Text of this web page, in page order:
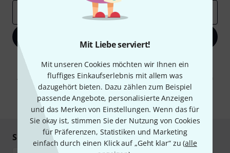
Mit Liebe serviert!
Mit unseren Cookies möchten wir Ihnen ein
fluffiges Einkaufserlebnis mit allem was
dazugehört bieten. Dazu zählen zum Beispiel
passende Angebote, personalisierte Anzeigen
und das Merken von Einstellungen. Wenn das für
Sie okay ist, stimmen Sie der Nutzung von Cookies
für Präferenzen, Statistiken und Marketing
einfach durch einen Klick auf „Geht klar“ zu (alle
Mit Klick auf „Jetzt anmelden“ stimmen Sie dem Erhalt von E-Mail-
Werbung und einer Messung des E-Mail-Nutzungsverhaltens zu. Die
Abmeldung ist jederzeit möglich. Weitere Informationen finden Sie in
unserenDatenschutzhinweisen.
* Pflichtfeld
Sicher einkaufen & bezahlen